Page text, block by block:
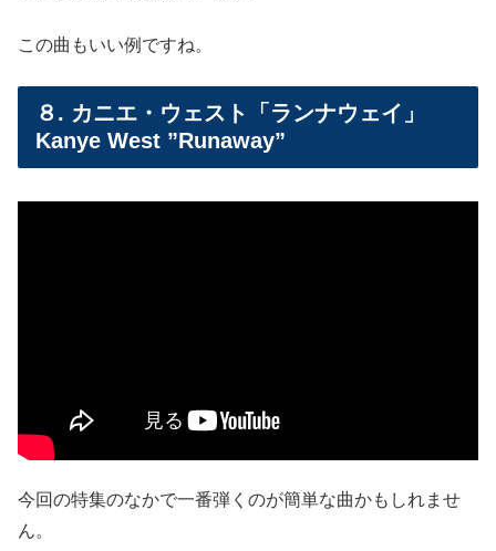
この曲もいい例ですね。
８. カニエ・ウェスト「ランナウェイ」
Kanye West ”Runaway”
今回の特集のなかで一番弾くのが簡単な曲かもしれませ
ん。